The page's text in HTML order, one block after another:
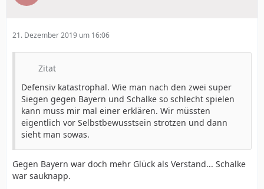
21. Dezember 2019 um 16:06
Zitat
Defensiv katastrophal. Wie man nach den zwei super
Siegen gegen Bayern und Schalke so schlecht spielen
kann muss mir mal einer erklären. Wir müssten
eigentlich vor Selbstbewusstsein strotzen und dann
sieht man sowas.
Gegen Bayern war doch mehr Glück als Verstand... Schalke
war sauknapp.